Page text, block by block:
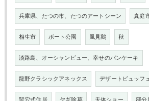
兵庫県、たつの市、たつのアートシーン 真庭
相生市 ボート公園 風見鶏 秋
淡路島、オーシャンビュー、幸せのパンケーキ
龍野クラシックアネックス デザートビュッフ
竪穴式住居 ヤギ除草 天体ショー 部分